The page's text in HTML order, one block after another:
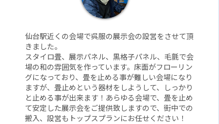
仙台駅近くの会場で呉服の展示会の設営をさせて頂
きました。
スタイロ畳、展示パネル、黒格子パネル、毛氈で会
場の和の雰囲気を作っています。床面がフローリン
グになっており、畳を止める事が難しい会場になり
ますが、畳止めという器材をしようして、しっかり
と止める事が出来ます！あらゆる会場で、畳を止め
て安定した展示会をご提供致しますので、街中での
搬入、設営もトップスプランにお任せください！